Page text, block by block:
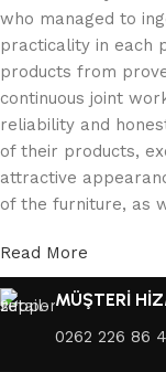
who managed to
practicality in each
products from
continuous joint
reliability and
of their products,
attractive
of the furniture, as
Read More
MÜŞTERİ
0262 226 86